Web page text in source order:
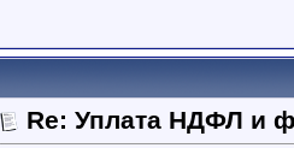
Re: Уплата НДФЛ и